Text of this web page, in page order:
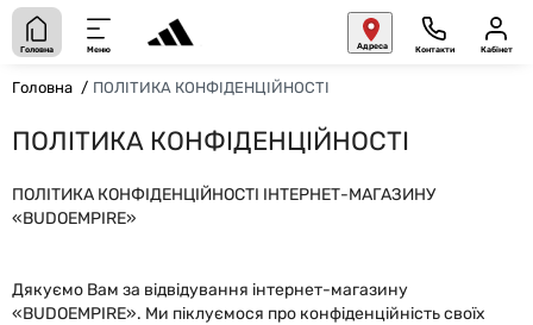
Головна Меню Адреса Контакти Кабінет
Головна ПОЛІТИКА КОНФІДЕНЦІЙНОСТІ
ПОЛІТИКА КОНФІДЕНЦІЙНОСТІ
ПОЛІТИКА КОНФІДЕНЦІЙНОСТІ ІНТЕРНЕТ-МАГАЗИНУ
«BUDOEMPIRE»
Дякуємо Вам за відвідування інтернет-магазину
«BUDOEMPIRE». Ми піклуємося про конфіденційність своїх